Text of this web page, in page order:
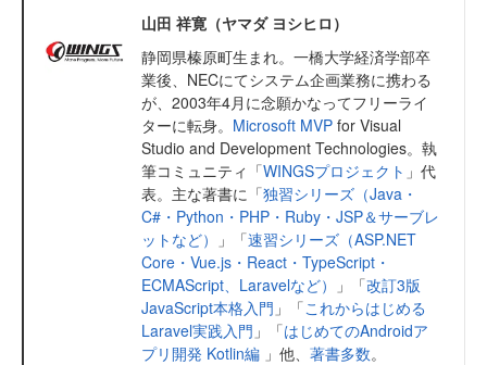
山田 祥寛（ヤマダ ヨシヒロ）
静岡県榛原町生まれ。一橋大学経済学部卒
業後、NECにてシステム企画業務に携わる
が、2003年4月に念願かなってフリーライ
ターに転身。 Microsoft MVP for Visual
Studio and Development Technologies。執
筆コミュニティ「WINGSプロジェクト 」代
表。主な著書に「独習シリーズ（Java・
C#・Python・PHP・Ruby・JSP＆サーブレ
ットなど）
」「速習シリーズ（ASP.NET
Core・Vue.js・React・TypeScript・
ECMAScript、Laravelなど）
」「改訂3版
JavaScript本格入門 」「これからはじめる
Laravel実践入門 」「はじめてのAndroidア
プリ開発 Kotlin編 」他、 著書多数。